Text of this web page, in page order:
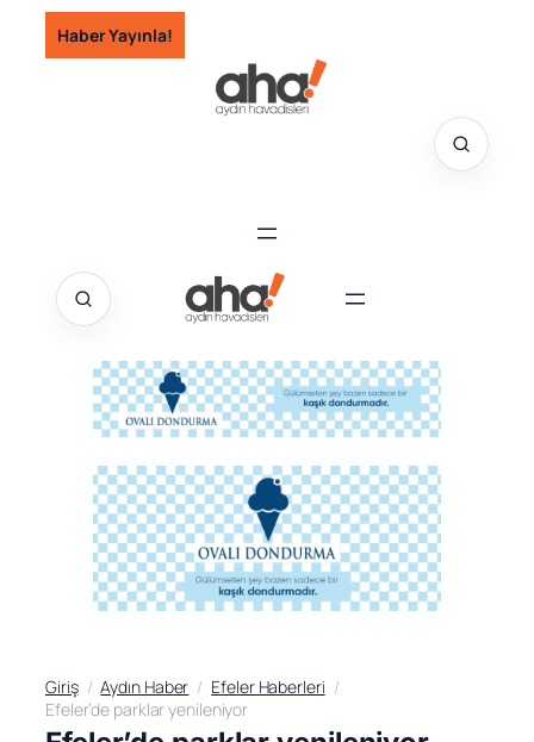
İçeriğe
geç
Haber Yayınla!
Giriş Aydın Haber
Efeler Haberleri
Efeler’de parklar yenileniyor